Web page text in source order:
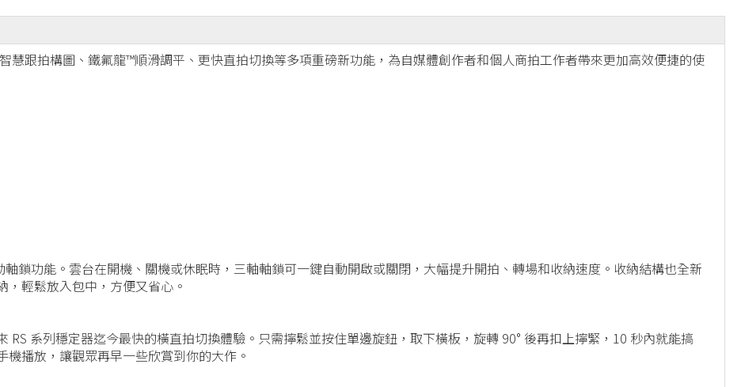
慧跟拍構圖、鐵氟龍™順滑調平、更快直拍切換等多項重磅新功能，為自媒體創作者和個人商拍工作者帶來更加高效便捷的使
鎖功能。雲台在開機、關機或休眠時，三軸軸鎖可一鍵自動開啟或關閉，大幅提升開拍、轉場和收納速度。收納結構也全新
輕鬆放入包中，方便又省心。
RS 系列穩定器迄今最快的橫直拍切換體驗。只需擰鬆並按住單邊旋鈕，取下橫板，旋轉 90° 後再扣上擰緊，10 秒內就能搞
播放，讓觀眾再早一些欣賞到你的大作。